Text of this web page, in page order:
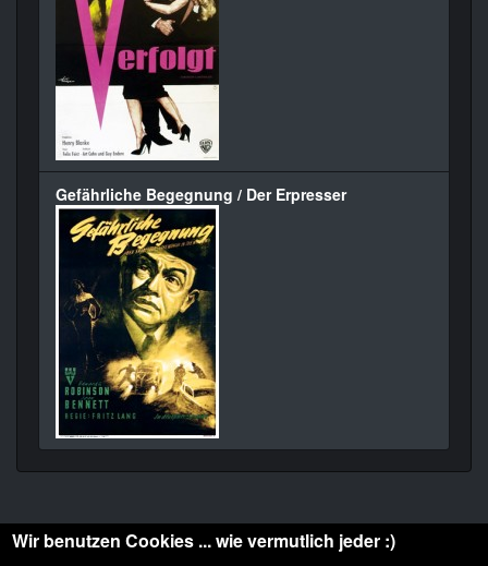
Gefährliche Begegnung / Der Erpresser
Wir benutzen Cookies ... wie vermutlich jeder :)